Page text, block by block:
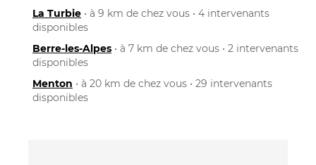
La Turbie • à 9 km de chez vous • 4 intervenants
disponibles
Berre-les-Alpes • à 7 km de chez vous • 2 intervenants
disponibles
Menton • à 20 km de chez vous • 29 intervenants
disponibles